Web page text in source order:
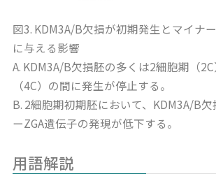
図3. KDM3A/B欠損が初期発生とマイナ
に与える影響
A. KDM3A/B欠損胚の多くは2細胞期（
（4C）の間に発生が停止する。
B. 2細胞期初期胚において、KDM3A/B
ーZGA遺伝子の発現が低下する。
用語解説